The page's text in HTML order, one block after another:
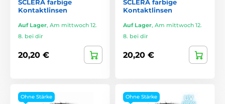
SCLERA farbige
Kontaktlinsen
Auf Lager, Am mittwoch 12.
8. bei dir
20,20 €
SCLERA farbige
Kontaktlinsen
Auf Lager, Am mittwoch 12.
8. bei dir
20,20 €
Ohne Stärke Ohne Stärke